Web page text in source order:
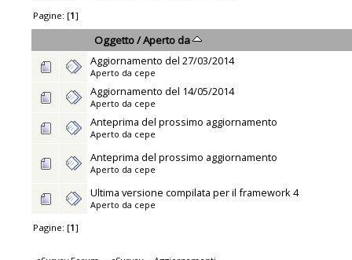
Pagine: [1]
Oggetto/Aperto da
Aggiornamento del 27/03/2014
Aperto da cepe
Aggiornamento del 14/05/2014
Aperto da cepe
Anteprima del prossimo aggiornamento
Aperto da cepe
Anteprima del prossimo aggiornamento
Aperto da cepe
Ultima versione compilata per il framework 4
Aperto da cepe
Pagine: [1]